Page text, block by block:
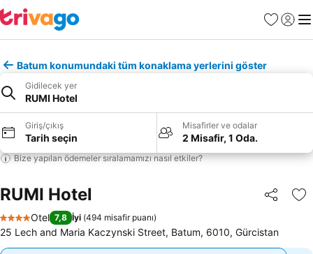
Favoriler
Giriş
Batum konumundaki tüm konaklama yerlerini göster
Gidilecek yer
RUMI Hotel
Giriş/çıkış
Tarih seçin
Misafirler ve odalar
2 Misafir, 1 Oda.
Bize yapılan ödemeler sıralamamızı nasıl etkiler?
RUMI Hotel Paylaş
4 Yıldız
Otel 7,8 İyi (494 misafir puanı)
25 Lech and Maria Kaczynski Street, Batum, 6010, Gürcistan